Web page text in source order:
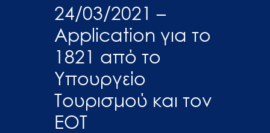
24/03/2021 –
Application για το
1821 από το
Υπουργείο
Τουρισμού και τον
ΕΟΤ